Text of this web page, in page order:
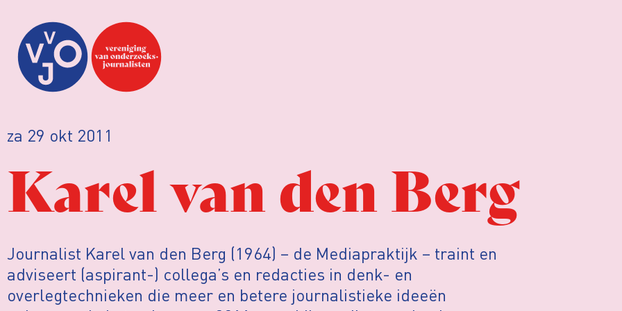
za 29 okt 2011
Karel van den Berg
Journalist Karel van den Berg (1964) – de Mediapraktijk – traint en
adviseert (aspirant-) collega’s en redacties in denk- en
overlegtechnieken die meer en betere journalistieke ideeën